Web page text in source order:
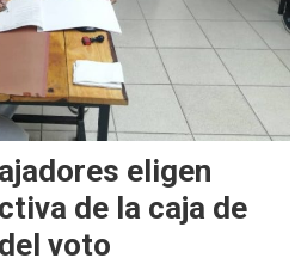
eligen
de la caja de
voto